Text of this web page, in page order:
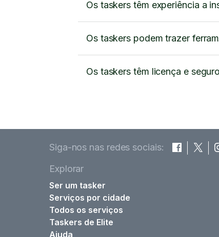
Os taskers têm experiência a
Os taskers podem trazer
Os taskers têm licença e
Siga-nos nas redes sociais:
Explorar
Ser um tasker
Serviços por cidade
Todos os serviços
Taskers de Elite
Ajuda